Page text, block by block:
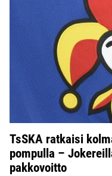
TsSKA ratkaisi
pompulla –
pakkovoitto